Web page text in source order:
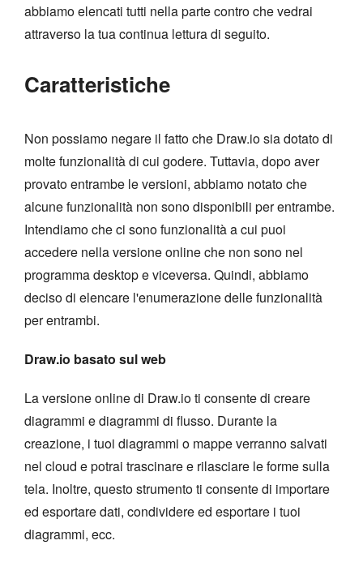
abbiamo elencati tutti nella parte contro che vedrai
attraverso la tua continua lettura di seguito.
Caratteristiche
Non possiamo negare il fatto che Draw.io sia dotato di
molte funzionalità di cui godere. Tuttavia, dopo aver
provato entrambe le versioni, abbiamo notato che
alcune funzionalità non sono disponibili per entrambe.
Intendiamo che ci sono funzionalità a cui puoi
accedere nella versione online che non sono nel
programma desktop e viceversa. Quindi, abbiamo
deciso di elencare l'enumerazione delle funzionalità
per entrambi.
Draw.io basato sul web
La versione online di Draw.io ti consente di creare
diagrammi e diagrammi di flusso. Durante la
creazione, i tuoi diagrammi o mappe verranno salvati
nel cloud e potrai trascinare e rilasciare le forme sulla
tela. Inoltre, questo strumento ti consente di importare
ed esportare dati, condividere ed esportare i tuoi
diagrammi, ecc.